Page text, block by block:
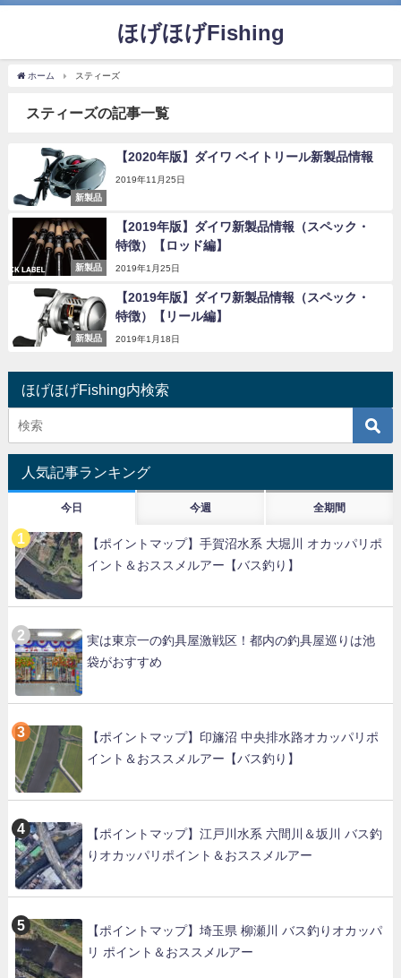
ほげほげFishing
ホーム スティーズ
スティーズの記事一覧
新製品
【2020年版】ダイワ ベイトリール新製品情報
2019年11月25日
新製品
【2019年版】ダイワ新製品情報（スペック・
特徴）【ロッド編】
2019年1月25日
新製品
【2019年版】ダイワ新製品情報（スペック・
特徴）【リール編】
2019年1月18日
ほげほげFishing内検索
人気記事ランキング
今日 今週 全期間
【ポイントマップ】手賀沼水系 大堀川 オカッパリポ
イント＆おススメルアー【バス釣り】
実は東京一の釣具屋激戦区！都内の釣具屋巡りは池
袋がおすすめ
【ポイントマップ】印旛沼 中央排水路オカッパリポ
イント＆おススメルアー【バス釣り】
【ポイントマップ】江戸川水系 六間川＆坂川 バス釣
りオカッパリポイント＆おススメルアー
【ポイントマップ】埼玉県 柳瀬川 バス釣りオカッパ
リ ポイント＆おススメルアー